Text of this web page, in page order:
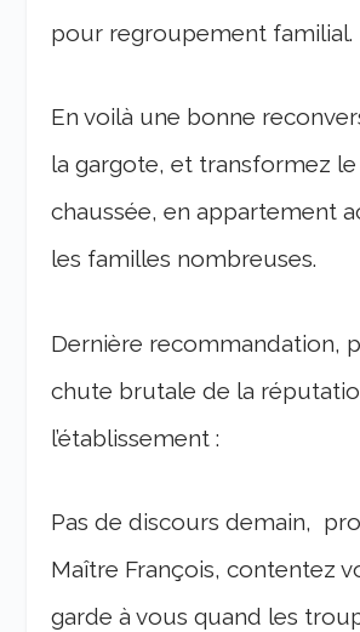
pour regroupement familial.
En voilà une bonne
la gargote, et transformez
chaussée, en appartement
les familles nombreuses.
Dernière recommandation,
chute brutale de la
l’établissement :
Pas de discours demain,
Maître François, contentez
garde à vous quand les